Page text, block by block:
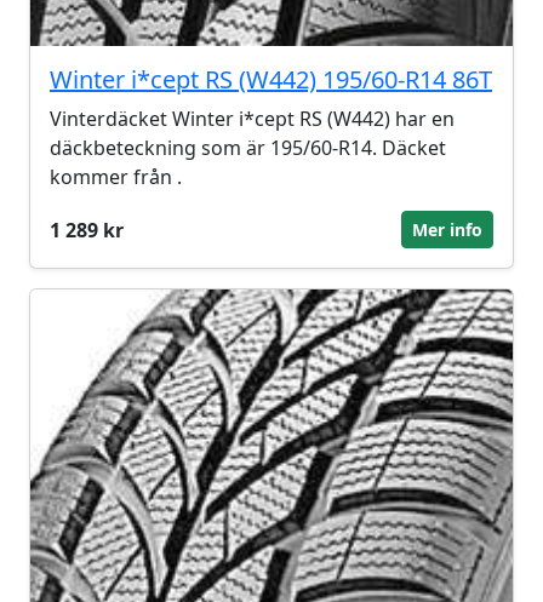
Winter i*cept RS (W442) 195/60-R14 86T
Vinterdäcket Winter i*cept RS (W442) har en
däckbeteckning som är 195/60-R14. Däcket
kommer från .
1 289 kr
Mer info